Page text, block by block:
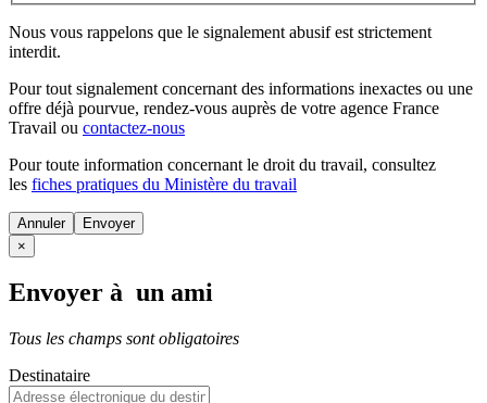
Nous vous rappelons que le signalement abusif est strictement
interdit.
Pour tout signalement concernant des informations inexactes ou une
offre déjà pourvue, rendez-vous auprès de votre agence France
Travail ou contactez-nous
Pour toute information concernant le droit du travail, consultez
les fiches pratiques du Ministère du travail
Annuler
×
Envoyer à un ami
Tous les champs sont obligatoires
Destinataire